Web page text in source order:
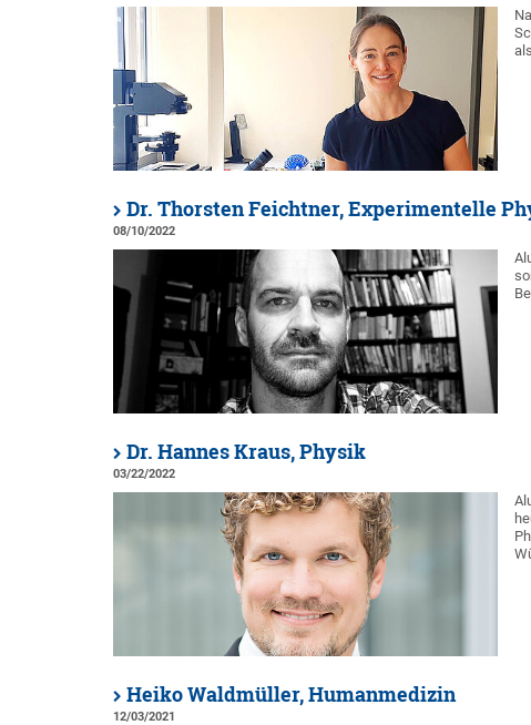
Dr. Thorsten Feichtner, Experimentelle
08/10/2022
Dr. Hannes Kraus, Physik
03/22/2022
Heiko Waldmüller, Humanmedizin
12/03/2021